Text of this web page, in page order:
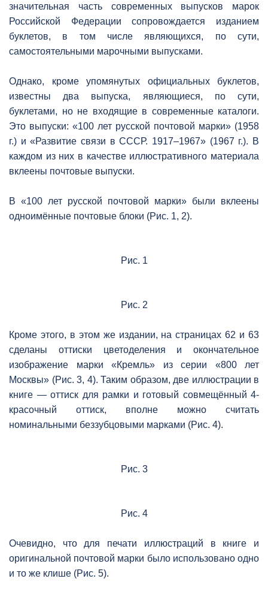
значительная часть современных выпусков марок
Российской Федерации сопровождается изданием
буклетов, в том числе являющихся, по сути,
самостоятельными марочными выпусками.
Однако, кроме упомянутых официальных буклетов,
известны два выпуска, являющиеся, по сути,
буклетами, но не входящие в современные каталоги.
Это выпуски: «100 лет русской почтовой марки» (1958
г.) и «Развитие связи в СССР. 1917–1967» (1967 г.). В
каждом из них в качестве иллюстративного материала
вклеены почтовые выпуски.
В «100 лет русской почтовой марки» были вклеены
одноимённые почтовые блоки (Рис. 1, 2).
Рис. 1
Рис. 2
Кроме этого, в этом же издании, на страницах 62 и 63
сделаны оттиски цветоделения и окончательное
изображение марки «Кремль» из серии «800 лет
Москвы» (Рис. 3, 4). Таким образом, две иллюстрации в
книге — оттиск для рамки и готовый совмещённый 4-
красочный оттиск, вполне можно считать
номинальными беззубцовыми марками (Рис. 4).
Рис. 3
Рис. 4
Очевидно, что для печати иллюстраций в книге и
оригинальной почтовой марки было использовано одно
и то же клише (Рис. 5).